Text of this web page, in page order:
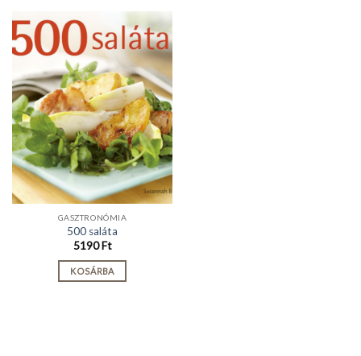
GASZTRONÓMIA
500 saláta
5190Ft
KOSÁRBA